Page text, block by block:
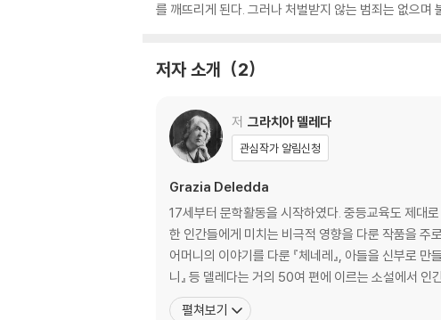
를 깨뜨리게 된다. 그러나 처벌받지 않는 범죄는 없으
저자 소개 2
저 그라치아 델레다
관심작가 알림신청
Grazia Deledda
17세부터 문학활동을 시작하였다. 중등교육도 제대
한 인간들에게 미치는 비극적 영향을 다룬 작품을 주
어머니의 이야기를 다룬 『체네레』, 아들을 신부로
니』 등 델레다는 거의 50여 편에 이르는 소설에서 인
펼쳐보기